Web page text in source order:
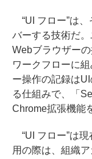
“UI フロー”は、
バーする技術だ
Webブラウザー
ワークフローに
ー操作の記録は
る仕組みで、「
Chrome拡張機能
“UI フロー”は現
用の際は、組織